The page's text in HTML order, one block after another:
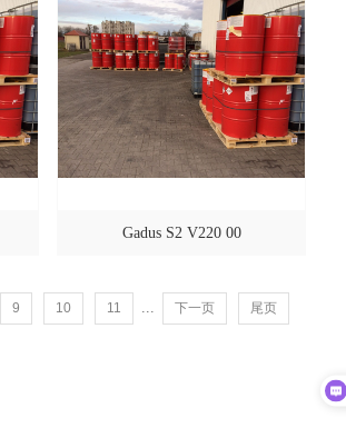
Gadus S2 V220 00
9 10 11 下一页 尾页